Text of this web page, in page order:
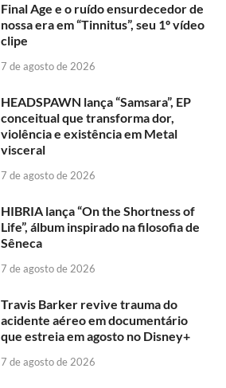
Final Age e o ruído ensurdecedor de
nossa era em “Tinnitus”, seu 1º vídeo
clipe
7 de agosto de 2026
HEADSPAWN lança “Samsara”, EP
conceitual que transforma dor,
violência e existência em Metal
visceral
7 de agosto de 2026
HIBRIA lança “On the Shortness of
Life”, álbum inspirado na filosofia de
Sêneca
7 de agosto de 2026
Travis Barker revive trauma do
acidente aéreo em documentário
que estreia em agosto no Disney+
7 de agosto de 2026